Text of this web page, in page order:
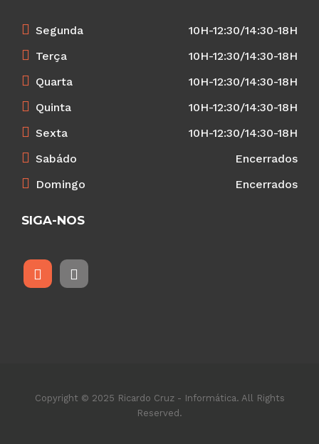
Segunda
10H-12:30/14:30-18H
Terça
10H-12:30/14:30-18H
Quarta
10H-12:30/14:30-18H
Quinta
10H-12:30/14:30-18H
Sexta
10H-12:30/14:30-18H
Sabádo
Encerrados
Domingo
Encerrados
SIGA-NOS
Copyright © 2025 Ricardo Cruz - Informática. All Rights
Reserved.